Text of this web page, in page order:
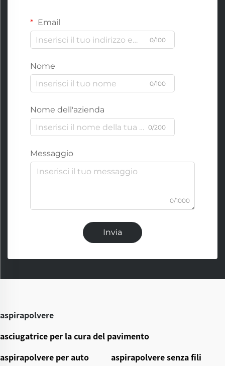
Email
0/100
Nome
0/100
Nome dell'azienda
0/200
Messaggio
0/1000
Invia
aspirapolvere
asciugatrice per la cura del pavimento
aspirapolvere per auto
aspirapolvere senza fili